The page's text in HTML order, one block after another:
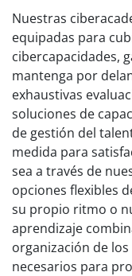
Nuestras
equipadas para
cibercapacidades,
mantenga por
exhaustivas
soluciones de
de gestión del
medida para
sea a través de
opciones flexibles
su propio ritmo o
aprendizaje
organización de
necesarios para